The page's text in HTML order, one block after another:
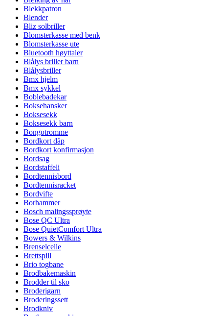
Blekkpatron
Blender
Bliz solbriller
Blomsterkasse med benk
Blomsterkasse ute
Bluetooth høyttaler
Blålys briller barn
Blålysbriller
Bmx hjelm
Bmx sykkel
Boblebadekar
Boksehansker
Boksesekk
Boksesekk barn
Bongotromme
Bordkort dåp
Bordkort konfirmasjon
Bordsag
Bordstaffeli
Bordtennisbord
Bordtennisracket
Bordvifte
Borhammer
Bosch malingssprøyte
Bose QC Ultra
Bose QuietComfort Ultra
Bowers & Wilkins
Brenselcelle
Brettspill
Brio togbane
Brodbakemaskin
Brodder til sko
Broderigarn
Broderingssett
Brodkniv